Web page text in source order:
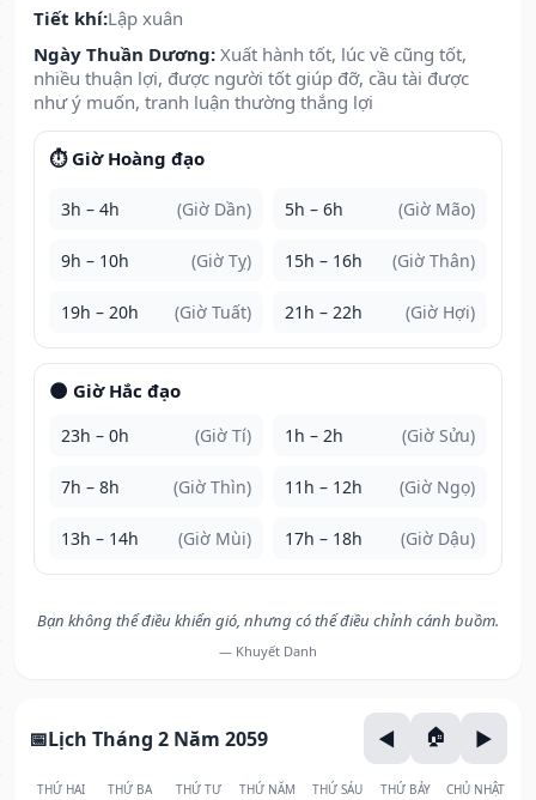
Tiết khí:Lập xuân
Ngày Thuần Dương: Xuất hành tốt, lúc về cũng tốt,
nhiều thuận lợi, được người tốt giúp đỡ, cầu tài được
như ý muốn, tranh luận thường thắng lợi
⏱️ Giờ Hoàng đạo
3h – 4h (Giờ Dần) 5h – 6h (Giờ Mão)
9h – 10h (Giờ Tỵ) 15h – 16h (Giờ Thân)
19h – 20h (Giờ Tuất) 21h – 22h (Giờ Hợi)
🌑 Giờ Hắc đạo
23h – 0h (Giờ Tí) 1h – 2h (Giờ Sửu)
7h – 8h (Giờ Thìn) 11h – 12h (Giờ Ngọ)
13h – 14h (Giờ Mùi) 17h – 18h (Giờ Dậu)
Bạn không thể điều khiển gió, nhưng có thể điều chỉnh cánh buồm.
— Khuyết Danh
Lịch Tháng 2 Năm 2059
THỨ HAI THỨ BA THỨ TƯ THỨ NĂM THỨ SÁU THỨ BẢY CHỦ NHẬT